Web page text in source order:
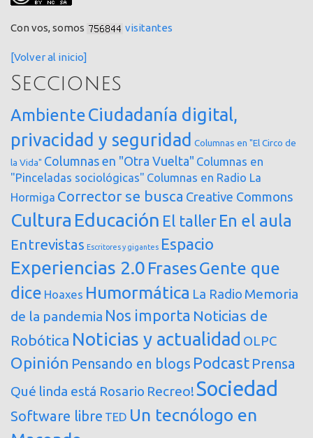
Con vos, somos visitantes
[Volver al inicio]
Secciones
AmbienteCiudadanía digital,
privacidad y seguridad Columnas en "El Circo de
la Vida" Columnas en "Otra Vuelta" Columnas en
"Pinceladas sociológicas" Columnas en Radio La
Hormiga Corrector se busca Creative Commons
Cultura Educación El taller En el aula
Entrevistas Escritores y gigantes Espacio
Experiencias 2.0 FrasesGente que
dice Hoaxes Humormática La Radio Memoria
de la pandemia Nos importa Noticias de
Robótica Noticias y actualidad OLPC
Opinión Pensando en blogs Podcast Prensa
Qué linda está Rosario Recreo!Sociedad
Software libre TED Un tecnólogo en